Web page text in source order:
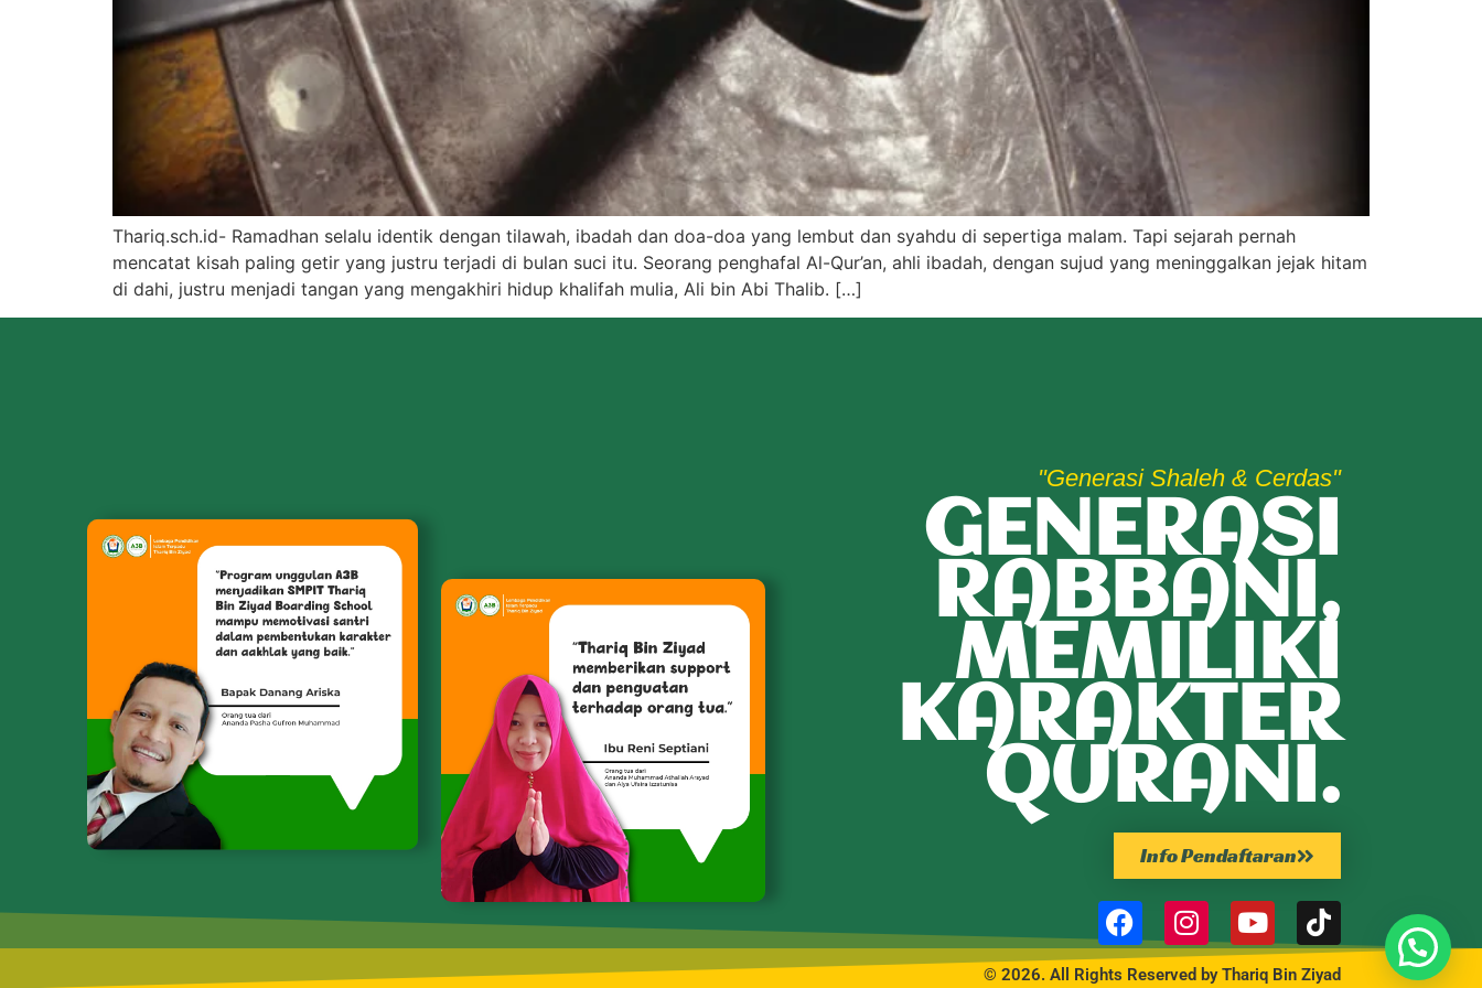
Thariq.sch.id- Ramadhan selalu identik dengan tilawah, ibadah dan doa-doa yang lembut dan syahdu di sepertiga malam. Tapi sejarah pernah
mencatat kisah paling getir yang justru terjadi di bulan suci itu. Seorang penghafal Al-Qur’an, ahli ibadah, dengan sujud yang meninggalkan jejak hitam
di dahi, justru menjadi tangan yang mengakhiri hidup khalifah mulia, Ali bin Abi Thalib. […]
"Generasi Shaleh & Cerdas"
GENERASI
RABBANI,
MEMILIKI
KARAKTER
QURANI.
Info Pendaftaran
© 2026. All Rights Reserved by Thariq Bin Ziyad